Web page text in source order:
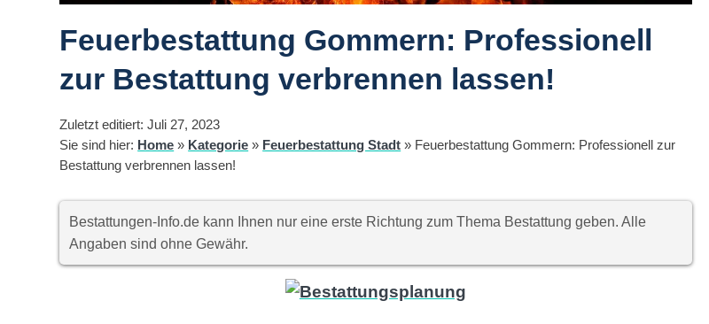
Feuerbestattung Gommern: Professionell
zur Bestattung verbrennen lassen!
Zuletzt editiert: Juli 27, 2023
Sie sind hier: Home » Kategorie » Feuerbestattung Stadt » Feuerbestattung Gommern: Professionell zur
Bestattung verbrennen lassen!
Bestattungen-Info.de kann Ihnen nur eine erste Richtung zum Thema Bestattung geben. Alle
Angaben sind ohne Gewähr.